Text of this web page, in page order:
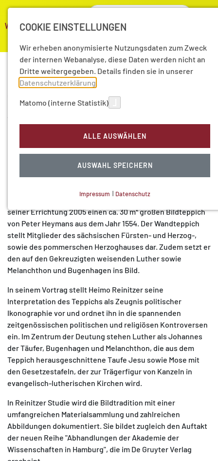
11
Tapetum Concordiae - Peter
Philipp I von Pommern und
die Tradition der von Mose
getragenen Kanzeln
Das Pommersche Landesmuseum in Greifswald zeigt seit
seiner Errichtung 2005 einen ca. 30 m² großen Bildteppich
von Peter Heymans aus dem Jahr 1554. Der Wandteppich
stellt Mitglieder des sächsischen Fürsten- und Herzog-,
sowie des pommerschen Herzoghauses dar. Zudem setzt er
den auf den Gekreuzigten weisenden Luther sowie
Melanchthon und Bugenhagen ins Bild.
In seinem Vortrag stellt Heimo Reinitzer seine
Interpretation des Teppichs als Zeugnis politischer
Ikonographie vor und ordnet ihn in die spannenden
zeitgenössischen politischen und religiösen Kontroversen
ein. Im Zentrum der Deutung stehen Luther als Johannes
der Täufer, Bugenhagen und Melanchthon, die aus dem
Teppich herausgeschnittene Taufe Jesu sowie Mose mit
den Gesetzestafeln, der zur Trägerfigur von Kanzeln in
evangelisch-lutherischen Kirchen wird.
In Reinitzer Studie wird die Bildtradition mit einer
umfangreichen Materialsammlung und zahlreichen
Abbildungen dokumentiert. Sie bildet zugleich den Auftakt
der neuen Reihe "Abhandlungen der Akademie der
Wissenschaften in Hamburg", die im De Gruyter Verlag
COOKIE EINSTELLUNGEN
Wir erheben anonymisierte Nutzungsdaten zum Zweck
der internen Webanalyse, diese Daten werden nicht an
Dritte weitergegeben. Details finden sie in unserer
Datenschutzerklärung
Matomo (interne Statistik)
ALLE AUSWÄHLEN
AUSWAHL SPEICHERN
Technisch notwendig.
Statistik Cookies erfassen Informationen anonym.
Diese Informationen helfen uns zu verstehen, wie
unsere Besucher unsere Website nutzen.
Matomo
Impressum | Datenschutz